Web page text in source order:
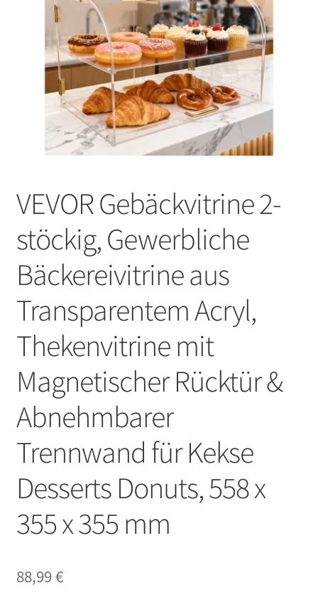
VEVOR Gebäckvitrine 2-
stöckig, Gewerbliche
Bäckereivitrine aus
Transparentem Acryl,
Thekenvitrine mit
Magnetischer Rücktür &
Abnehmbarer
Trennwand für Kekse
Desserts Donuts, 558 x
355 x 355 mm
88,99€